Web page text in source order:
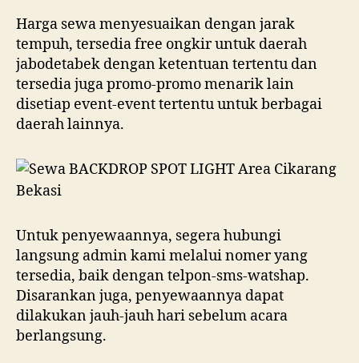
Harga sewa menyesuaikan dengan jarak
tempuh, tersedia free ongkir untuk daerah
jabodetabek dengan ketentuan tertentu dan
tersedia juga promo-promo menarik lain
disetiap event-event tertentu untuk berbagai
daerah lainnya.
Untuk penyewaannya, segera hubungi
langsung admin kami melalui nomer yang
tersedia, baik dengan telpon-sms-watshap.
Disarankan juga, penyewaannya dapat
dilakukan jauh-jauh hari sebelum acara
berlangsung.